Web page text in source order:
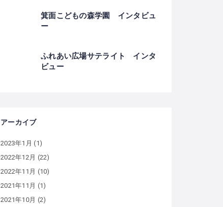
箕面こどもの森学園 インタビュ
ー
ふれあい広場サテライト インタ
ビュー
アーカイブ
2023年1月 (1)
2022年12月 (22)
2022年11月 (10)
2021年11月 (1)
2021年10月 (2)